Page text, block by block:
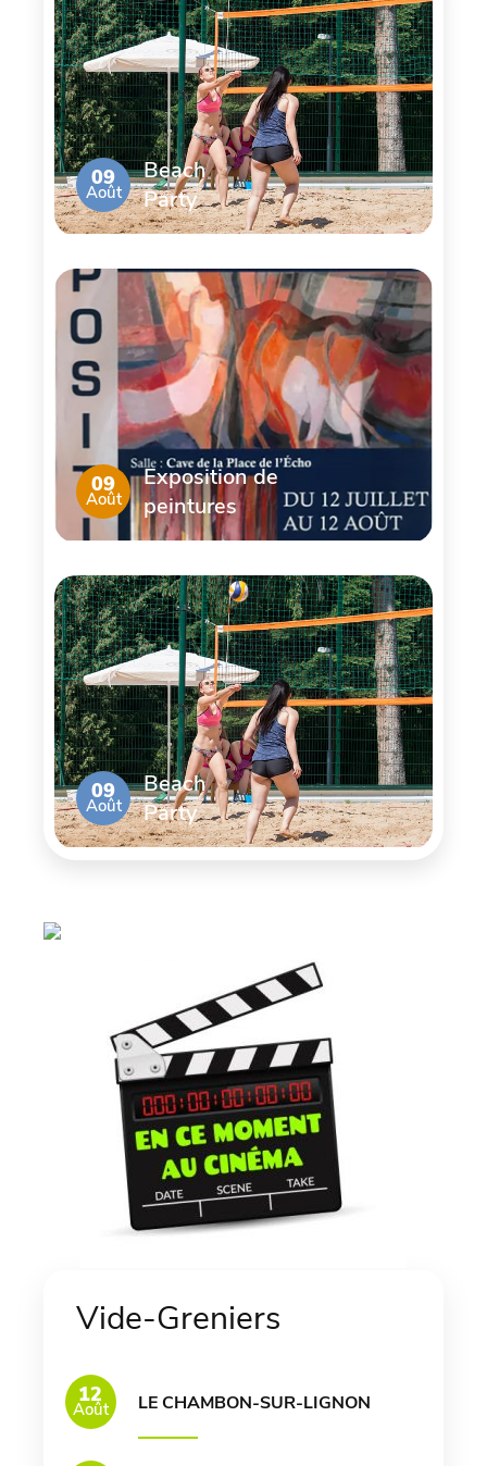
09
Août
Beach
Party
09
Août
Exposition de
peintures
09
Août
Beach
Party
Vide-Greniers
12
Août LE CHAMBON-SUR-LIGNON